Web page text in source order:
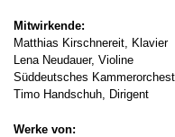
Mitwirkende:
Matthias Kirschnereit, Klavier
Lena Neudauer, Violine
Süddeutsches
Timo Handschuh, Dirigent
Werke von: